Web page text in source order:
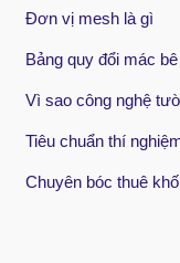
Đơn vị mesh là gì
Bảng quy đổi mác
Vì sao công nghệ
Tiêu chuẩn thí
Chuyên bóc thuê